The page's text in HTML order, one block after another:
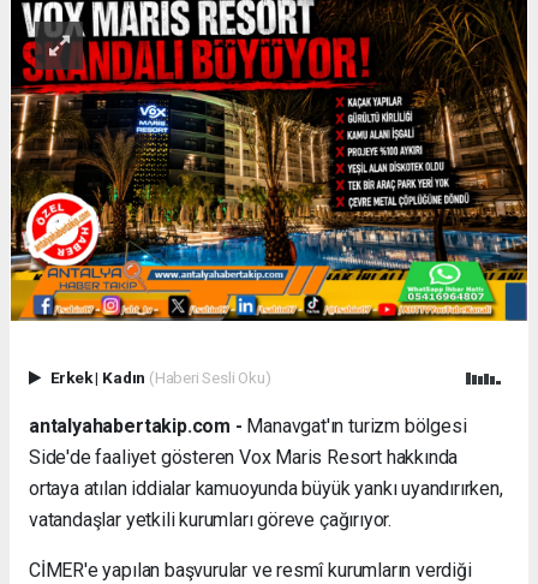
Erkek| Kadın (Haberi Sesli Oku)
antalyahabertakip.com - Manavgat'ın turizm bölgesi
Side'de faaliyet gösteren Vox Maris Resort hakkında
ortaya atılan iddialar kamuoyunda büyük yankı uyandırırken,
vatandaşlar yetkili kurumları göreve çağırıyor.
CİMER'e yapılan başvurular ve resmî kurumların verdiği